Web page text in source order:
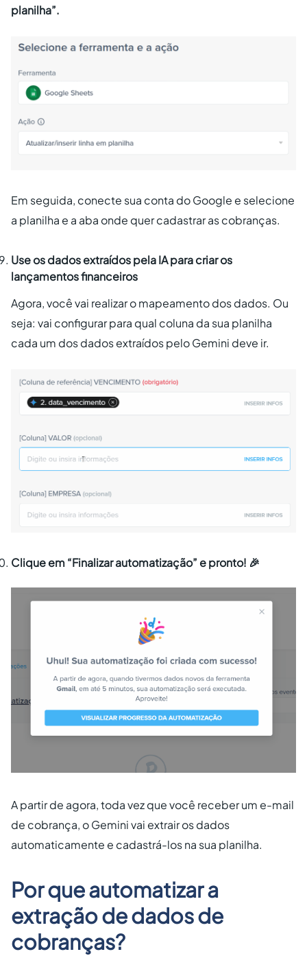
planilha”.
Em seguida, conecte sua conta do Google e selecione
a planilha e a aba onde quer cadastrar as cobranças.
Use os dados extraídos pela IA para criar os
lançamentos financeiros
Agora, você vai realizar o mapeamento dos dados. Ou
seja: vai configurar para qual coluna da sua planilha
cada um dos dados extraídos pelo Gemini deve ir.
Clique em“Finalizar automatização” e pronto! 🎉
A partir de agora, toda vez que você receber um e-mail
de cobrança, o Gemini vai extrair os dados
automaticamente e cadastrá-los na sua planilha.
Por que automatizar a
extração de dados de
cobranças?